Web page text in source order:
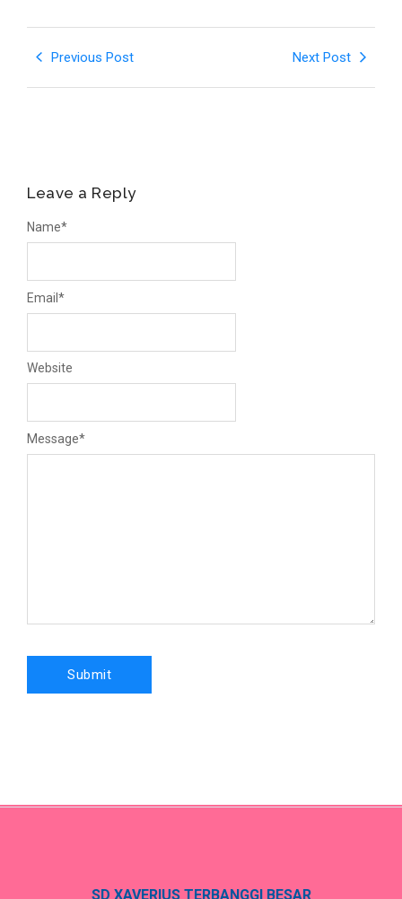
Previous Post Next Post
Leave a Reply
Message*
Name*
Email *
Website
SD XAVERIUS TERBANGGI BESAR